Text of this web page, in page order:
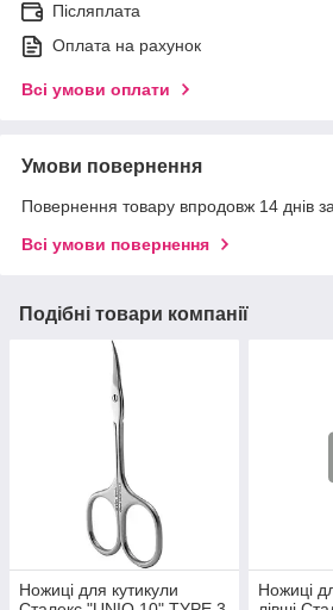
Післяплата
Оплата на рахунок
Всі умови оплати
Умови повернення
Повернення товару впродовж 14 днів
Всі умови повернення
Подібні товари компанії
Ножиці для кутикули
Ножиці